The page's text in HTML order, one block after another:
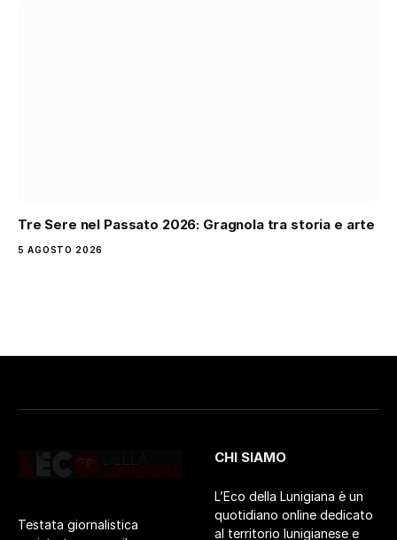
Tre Sere nel Passato 2026: Gragnola tra storia e arte
5 AGOSTO 2026
Testata giornalistica
CHI SIAMO
L’Eco della Lunigiana è un
quotidiano online dedicato
al territorio lunigianese e